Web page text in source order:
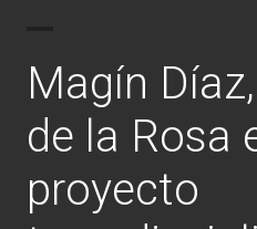
Magín
de la Rosa
proyecto